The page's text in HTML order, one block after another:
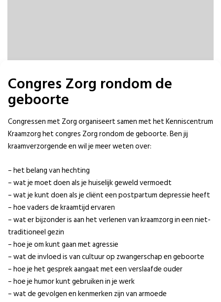
Congres Zorg rondom de
geboorte
Congressen met Zorg organiseert samen met het Kenniscentrum
Kraamzorg het congres Zorg rondom de geboorte. Ben jij
kraamverzorgende en wil je meer weten over:
– het belang van hechting
– wat je moet doen als je huiselijk geweld vermoedt
– wat je kunt doen als je cliënt een postpartum depressie heeft
– hoe vaders de kraamtijd ervaren
– wat er bijzonder is aan het verlenen van kraamzorg in een niet-
traditioneel gezin
– hoe je om kunt gaan met agressie
– wat de invloed is van cultuur op zwangerschap en geboorte
– hoe je het gesprek aangaat met een verslaafde ouder
– hoe je humor kunt gebruiken in je werk
– wat de gevolgen en kenmerken zijn van armoede